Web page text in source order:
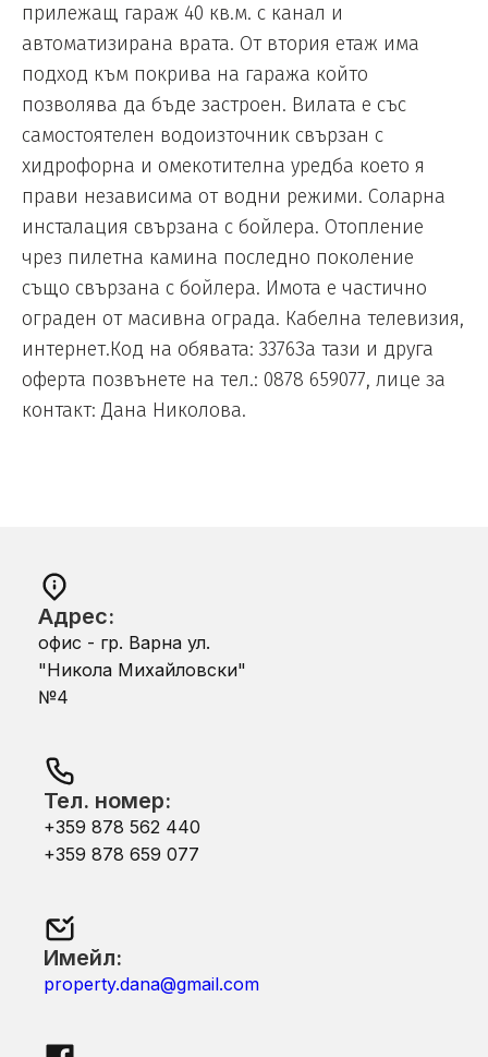
прилежащ гараж 40 кв.м. с канал и
автоматизирана врата. От втория етаж има
подход към покрива на гаража който
позволява да бъде застроен. Вилата е със
самостоятелен водоизточник свързан с
хидрофорна и омекотителна уредба което я
прави независима от водни режими. Соларна
инсталация свързана с бойлера. Отопление
чрез пилетна камина последно поколение
също свързана с бойлера. Имота е частично
ограден от масивна ограда. Кабелна телевизия,
интернет.Код на обявата: 3376За тази и друга
оферта позвънете на тел.: 0878 659077, лице за
контакт: Дана Николова.
Адрес:
офис - гр. Варна ул.
"Никола Михайловски"
№4
Тел. номер:
+359 878 562 440
+359 878 659 077
Имейл:
property.dana@gmail.com